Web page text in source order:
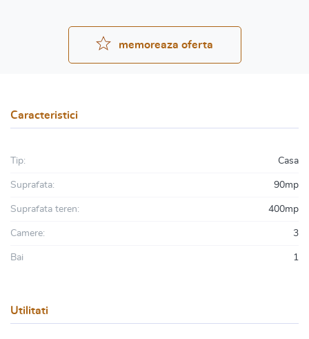
memoreaza oferta
Caracteristici
Tip: Casa
Suprafata: 90mp
Suprafata teren: 400mp
Camere: 3
Bai 1
Utilitati